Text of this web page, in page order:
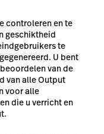
controleren en te
geschiktheid
te
U bent
van de
van alle Output
voor alle
die u verricht en